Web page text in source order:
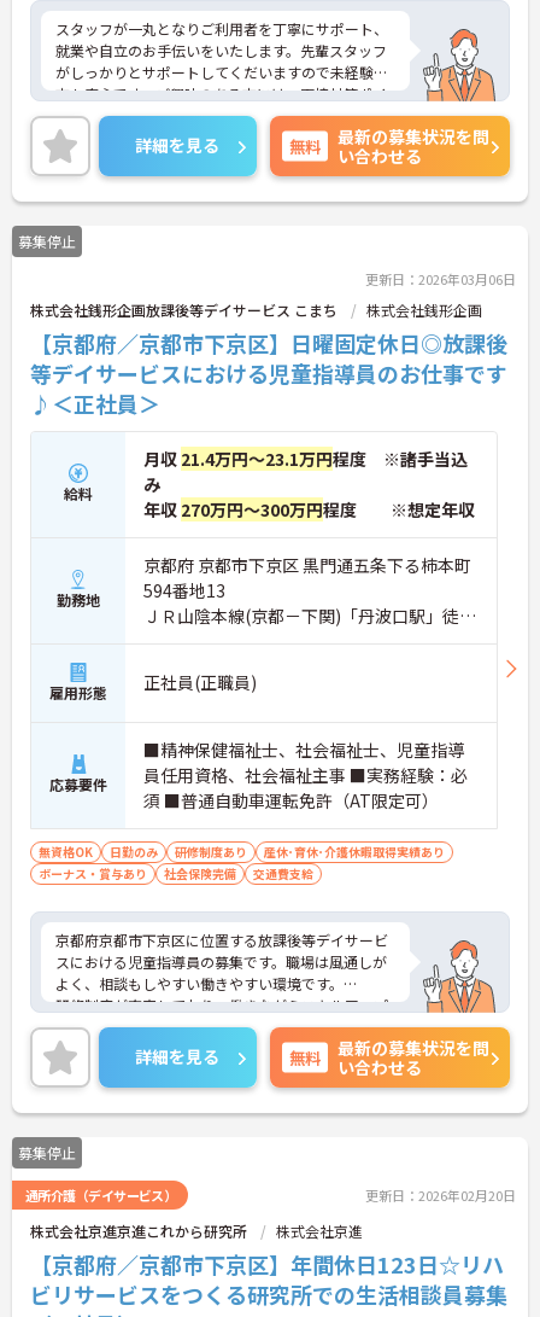
スタッフが一丸となりご利用者を丁寧にサポート、
就業や自立のお手伝いをいたします。先輩スタッフ
がしっかりとサポートしてくだいますので未経験の
方も安心です。ご興味のある方には、面接対策ポイ
ントなど、さらに詳細をお話しいたしますのでお気
軽にご相談ください！
詳細を見る 無料
最新の募集状況を問
い合わせる
募集停止
更新日：2026年03月06日
株式会社銭形企画放課後等デイサービス こまち 株式会社銭形企画
【京都府／京都市下京区】日曜固定休日◎放課後
等デイサービスにおける児童指導員のお仕事です
♪＜正社員＞
給料
月収 21.4万円～23.1万円程度 ※諸手当込
み
年収 270万円～300万円程度 ※想定年収
勤務地
京都府 京都市下京区 黒門通五条下る柿本町
594番地13
ＪＲ山陰本線(京都－下関)「丹波口駅」徒歩
12分
雇用形態 正社員(正職員)
応募要件
■精神保健福祉士、社会福祉士、児童指導
員任用資格、社会福祉主事 ■実務経験：必
須 ■普通自動車運転免許（AT限定可）
無資格OK 日勤のみ 研修制度あり
産休･育休･介護休暇取得実績あり
ボーナス・賞与あり
社会保険完備 交通費支給
京都府京都市下京区に位置する放課後等デイサービ
スにおける児童指導員の募集です。職場は風通しが
よく、相談もしやすい働きやすい環境です。
研修制度が充実しており、働きながらスキルアップ
が目指せます。また、日曜はお休みなので、プライ
ベートとのメリハリのある働き方が可能です。
ご興味のある方には、面接対策ポイントなど、さら
に詳細をお話しいたしますのでお気軽にご相談くだ
さい！
詳細を見る 無料
最新の募集状況を問
い合わせる
募集停止
通所介護（デイサービス） 更新日：2026年02月20日
株式会社京進京進これから研究所 株式会社京進
【京都府／京都市下京区】年間休日123日☆リハ
ビリサービスをつくる研究所での生活相談員募集